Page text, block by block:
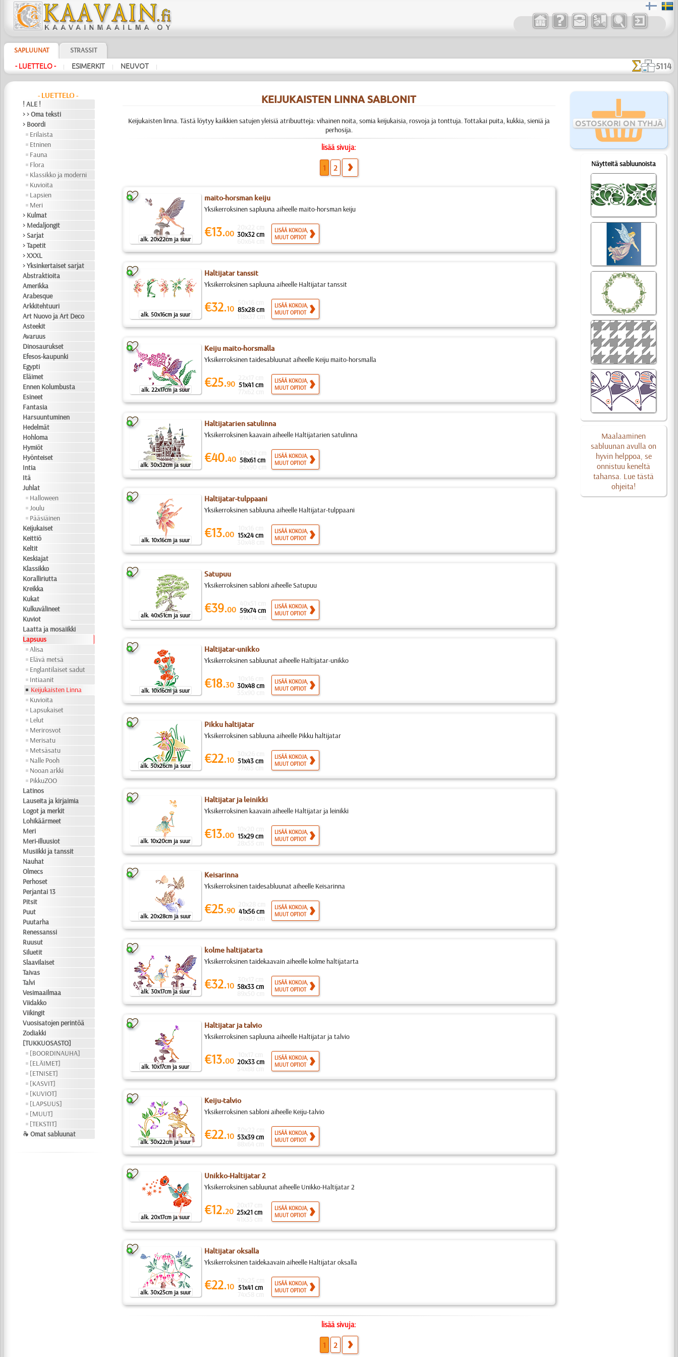
SAPLUUNAT STRASSIT
- LUETTELO - | ESIMERKIT | NEUVOT | 5114
- LUETTELO -
! ALE !
> > Oma teksti
> Boordi
Erilaista
Etninen
Fauna
Flora
Klassikko ja moderni
Kuvioita
Lapsien
Meri
> Kulmat
> Medaljongit
> Sarjat
> Tapetit
> XXXL
> Yksinkertaiset sarjat
Abstraktioita
Amerikka
Arabesque
Arkkitehtuuri
Art Nuovo ja Art Deco
Asteekit
Avaruus
Dinosaurukset
Efesos-kaupunki
Egypti
Eläimet
Ennen Kolumbusta
Esineet
Fantasia
Harsuuntuminen
Hedelmät
Hohloma
Hymiöt
Hyönteiset
Intia
Itä
Juhlat
Halloween
Joulu
Pääsiäinen
Keijukaiset
Keittiö
Keltit
Keskiajat
Klassikko
Koralliriutta
Kreikka
Kukat
Kulkuvälineet
Kuviot
Laatta ja mosaiikki
Lapsuus
Alisa
Elävä metsä
Englantilaiset sadut
Intiaanit
Keijukaisten Linna
Kuvioita
Lapsukaiset
Lelut
Merirosvot
Merisatu
Metsäsatu
Nalle Pooh
Nooan arkki
PikkuZOO
Latinos
Lauseita ja kirjaimia
Logot ja merkit
Lohikäärmeet
Meri
Meri-illuusiot
Musiikki ja tanssit
Nauhat
Olmecs
Perhoset
Perjantai 13
Pitsit
Puut
Puutarha
Renessanssi
Ruusut
Siluetit
Slaavilaiset
Taivas
Talvi
Vesimaailmaa
Viidakko
Viikingit
Vuosisatojen perintöä
Zodiakki
[TUKKUOSASTO]
[BOORDINAUHA]
[ELÄIMET]
[ETNISET]
[KASVIT]
[KUVIOT]
[LAPSUUS]
[MUUT]
[TEKSTIT]
❧ Omat sabluunat
OSTOSKORI ON TYHJÄ
Näytteitä sabluunoista
Maalaaminen
sabluunan avulla on
hyvin helppoa, se
onnistuu keneltä
tahansa. Lue tästä
ohjeita!
KEIJUKAISTEN LINNA SABLONIT
Keijukaisten linna. Tästä löytyy kaikkien satujen yleisiä atribuutteja: vihainen noita, somia keijukaisia, rosvoja ja tonttuja. Tottakai puita, kukkia, sieniä ja
perhosija.
lisää sivuja:
1 2
alk. 20x22cm ja suur
maito-horsman keiju
Yksikerroksinen sapluuna aiheelle maito-horsman keiju
€13.00 30x32 cm
LISÄÄ KOKOJA,
MUUT OPTIOT
alk. 50x16cm ja suur
Haltijatar tanssit
Yksikerroksinen sapluuna aiheelle Haltijatar tanssit
€32.10 85x28 cm
LISÄÄ KOKOJA,
MUUT OPTIOT
alk. 22x17cm ja suur
Keiju maito-horsmalla
Yksikerroksinen taidesabluunat aiheelle Keiju maito-horsmalla
€25.90 51x41 cm
LISÄÄ KOKOJA,
MUUT OPTIOT
alk. 30x32cm ja suur
Haltijatarien satulinna
Yksikerroksinen kaavain aiheelle Haltijatarien satulinna
€40.40 58x61 cm
LISÄÄ KOKOJA,
MUUT OPTIOT
alk. 10x16cm ja suur
Haltijatar-tulppaani
Yksikerroksinen sabluuna aiheelle Haltijatar-tulppaani
€13.00 15x24 cm
LISÄÄ KOKOJA,
MUUT OPTIOT
alk. 40x51cm ja suur
Satupuu
Yksikerroksinen sabloni aiheelle Satupuu
€39.00 59x74 cm
LISÄÄ KOKOJA,
MUUT OPTIOT
alk. 10x16cm ja suur
Haltijatar-unikko
Yksikerroksinen sabluunat aiheelle Haltijatar-unikko
€18.30 30x48 cm
LISÄÄ KOKOJA,
MUUT OPTIOT
alk. 30x26cm ja suur
Pikku haltijatar
Yksikerroksinen sabluuna aiheelle Pikku haltijatar
€22.10 51x43 cm
LISÄÄ KOKOJA,
MUUT OPTIOT
alk. 10x20cm ja suur
Haltijatar ja leinikki
Yksikerroksinen kaavain aiheelle Haltijatar ja leinikki
€13.00 15x29 cm
LISÄÄ KOKOJA,
MUUT OPTIOT
alk. 20x28cm ja suur
Keisarinna
Yksikerroksinen taidesabluunat aiheelle Keisarinna
€25.90 41x56 cm
LISÄÄ KOKOJA,
MUUT OPTIOT
alk. 30x17cm ja suur
kolme haltijatarta
Yksikerroksinen taidekaavain aiheelle kolme haltijatarta
€32.10 58x33 cm
LISÄÄ KOKOJA,
MUUT OPTIOT
alk. 10x17cm ja suur
Haltijatar ja talvio
Yksikerroksinen sapluuna aiheelle Haltijatar ja talvio
€13.00 20x33 cm
LISÄÄ KOKOJA,
MUUT OPTIOT
alk. 30x22cm ja suur
Keiju-talvio
Yksikerroksinen sabloni aiheelle Keiju-talvio
€22.10 53x39 cm
LISÄÄ KOKOJA,
MUUT OPTIOT
alk. 20x17cm ja suur
Unikko-Haltijatar 2
Yksikerroksinen sabluunat aiheelle Unikko-Haltijatar 2
€12.20 25x21 cm
LISÄÄ KOKOJA,
MUUT OPTIOT
alk. 30x25cm ja suur
Haltijatar oksalla
Yksikerroksinen taidekaavain aiheelle Haltijatar oksalla
€22.10 51x41 cm
LISÄÄ KOKOJA,
MUUT OPTIOT
lisää sivuja:
1 2